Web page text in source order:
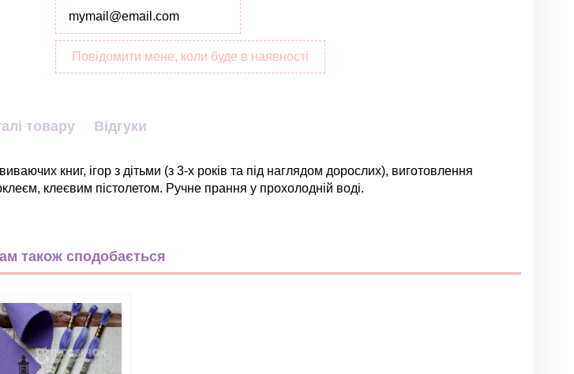
Повідомити мене, коли буде в наявності
товару Відгуки
книг, ігор з дітьми (з 3-х років та під наглядом дорослих), виготовлення
клеєвим пістолетом. Ручне прання у прохолодній воді.
30*26мм
Гудзик
також сподобається